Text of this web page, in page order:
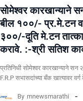
सोमेश्वर कारखान्याने
बील १००/- प्र.मे.टन
३००/-दूति मे.टन
करावे. :-श्री सतिश
प्रतिनिधी सोमेश्वर कारखान्याने
F.R.P सभासदांच्या बँक खात्यावर
By mnewsmarathi